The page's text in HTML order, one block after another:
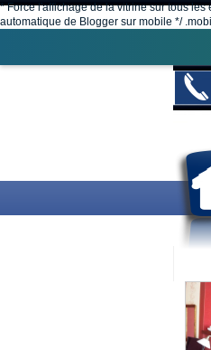
* Force l'affichage de la vitrine sur tous
automatique de Blogger sur mobile */